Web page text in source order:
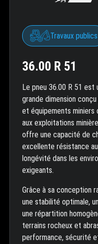
Travaux publics
36.00 R 51
Le pneu 36.00 R 51
grande dimension
et équipements
aux exploitations
offre une capacité de
excellente résistance
longévité dans les
exigeants.
Grâce à sa conception
une stabilité optimale,
une répartition
terrains rocheux et
performance, sécurité